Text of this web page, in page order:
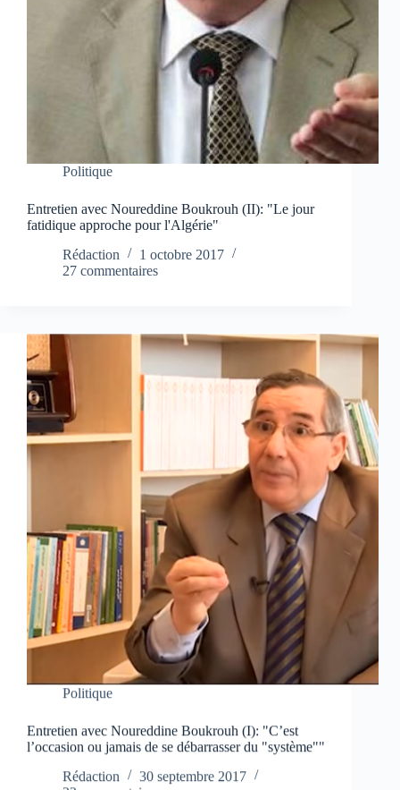
Politique
Entretien avec Noureddine Boukrouh (II): "Le jour
fatidique approche pour l'Algérie"
Rédaction
1 octobre 2017
27 commentaires
Politique
Entretien avec Noureddine Boukrouh (I): "C’est
l’occasion ou jamais de se débarrasser du "système""
Rédaction
30 septembre 2017